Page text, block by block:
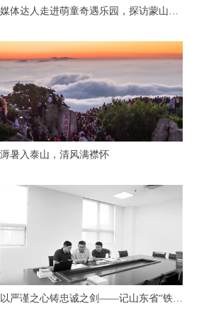
媒体达人走进萌童奇遇乐园，探访蒙山脚
溽暑入泰山，清风满襟怀
以严谨之心铸忠诚之剑——记山东省“铁纪